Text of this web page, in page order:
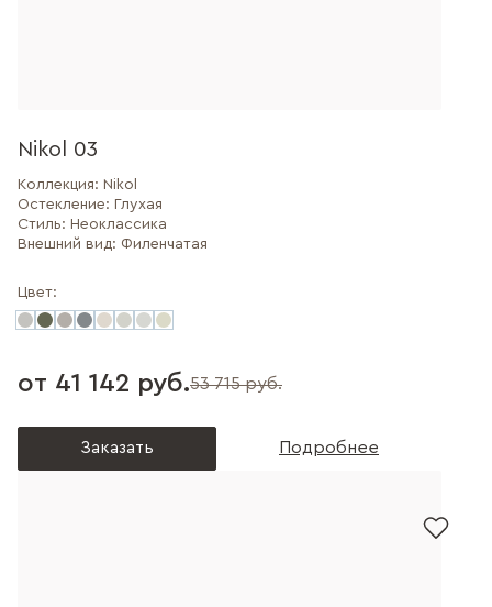
Nikol 03
Коллекция: Nikol
Остекление: Глухая
Стиль: Неоклассика
Внешний вид: Филенчатая
Цвет:
от 41 142 руб.53 715 руб.
Заказать Подробнее